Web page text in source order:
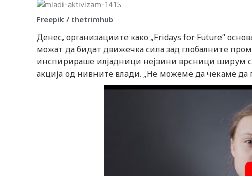
Freepik / thetrimhub
Денес, организациите како „Fridays for Future“
можат да бидат движечка сила зад глобалните
инспирираше илјадници нејзини врсници ширум
акција од нивните влади. „Не можеме да чекаме да